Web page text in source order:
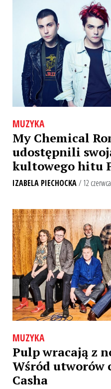
MUZYKA
My Chemical
udostępnili
kultowego hitu
IZABELA PIECHOCKA/ 12
MUZYKA
Pulp wracają z
Wśród utworów
Casha